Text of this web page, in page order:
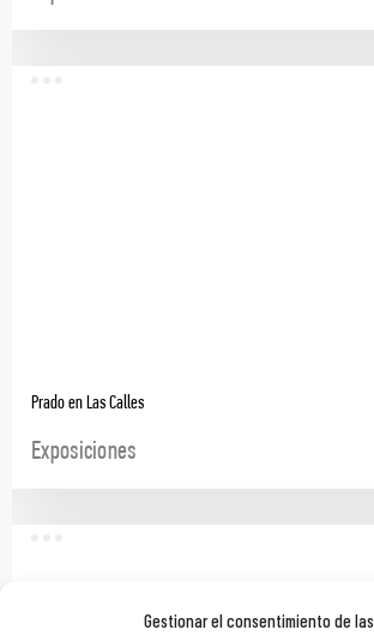
Gestionar el consentimiento de las
Prado en Las Calles
Exposiciones